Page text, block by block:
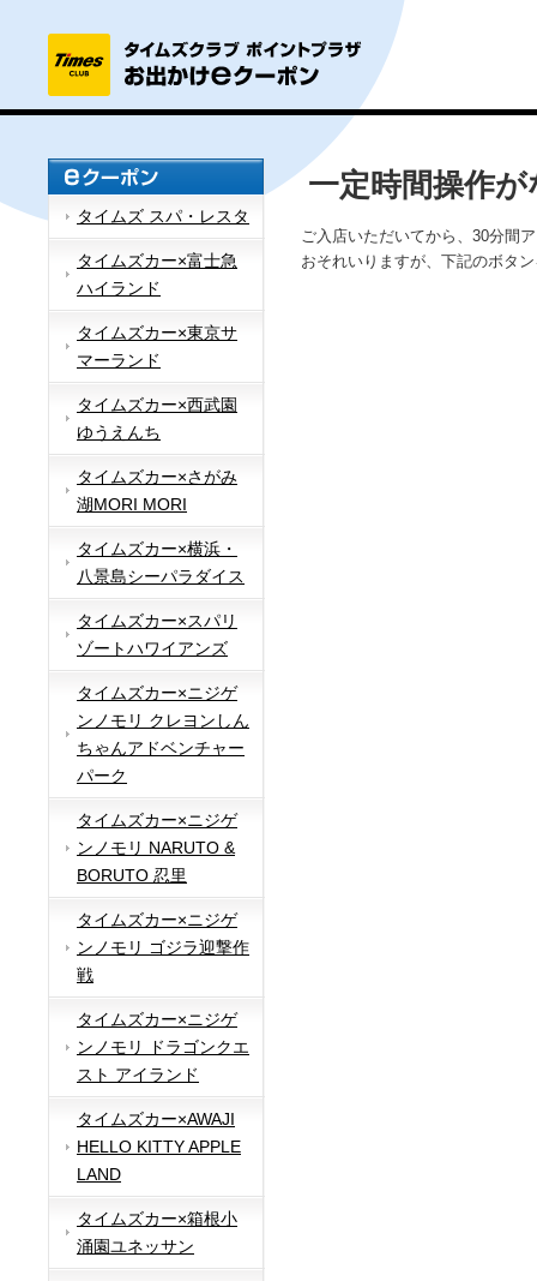
タイムズ スパ・レスタ
タイムズカー×富士急
ハイランド
タイムズカー×東京サ
マーランド
タイムズカー×西武園
ゆうえんち
タイムズカー×さがみ
湖MORI MORI
タイムズカー×横浜・
八景島シーパラダイス
タイムズカー×スパリ
ゾートハワイアンズ
タイムズカー×ニジゲ
ンノモリ クレヨンしん
ちゃんアドベンチャー
パーク
タイムズカー×ニジゲ
ンノモリ NARUTO &
BORUTO 忍里
タイムズカー×ニジゲ
ンノモリ ゴジラ迎撃作
戦
タイムズカー×ニジゲ
ンノモリ ドラゴンクエ
スト アイランド
タイムズカー×AWAJI
HELLO KITTY APPLE
LAND
タイムズカー×箱根小
涌園ユネッサン
一定時間操作
ご入店いただいてから、30分間
おそれいりますが、下記のボタ